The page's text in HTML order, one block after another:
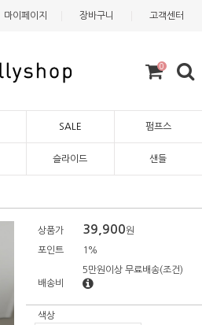
마이페이지 장바구니 고객센터
0
SALE 펌프스
슬라이드 샌들
상품가 39,900원
포인트 1%
배송비
5만원이상 무료배송(조건)
색상